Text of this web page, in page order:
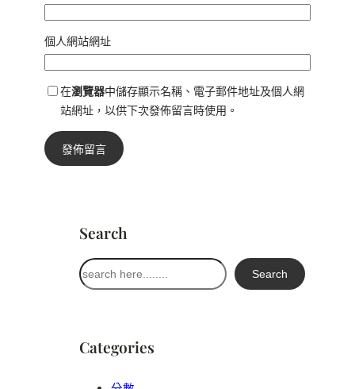
個人網站網址
在瀏覽器中儲存顯示名稱、電子郵件地址及個人網
站網址，以供下次發佈留言時使用。
Search
搜
尋
Search
Categories